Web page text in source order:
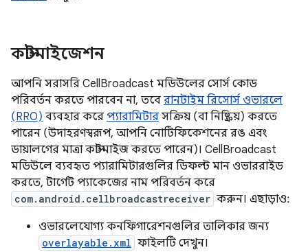
কাস্টমাইজেশন
আপনি সরাসরি CellBroadcast মডিউলের সোর্স কোড
পরিবর্তন করতে পারবেন না, তবে রানটাইম রিসোর্স ওভারলে
(RRO) ব্যবহার করে প্যারামিটার সক্রিয় (বা নিষ্ক্রিয়) করতে
পারেন (উদাহরণস্বরূপ, আপনি নোটিফিকেশনের রঙ এবং
ডায়ালগের মাত্রা কাস্টমাইজ করতে পারেন)। CellBroadcast
মডিউলে ব্যবহৃত প্যারামিটারগুলির ডিফল্ট মান ওভাররাইড
করতে, টার্গেট প্যাকেজের নাম পরিবর্তন করে
com.android.cellbroadcastreceiver করুন। এছাড়াও:
ওভারলেযোগ্য কনফিগারেশনগুলির তালিকার জন্য
overlayable.xml ফাইলটি দেখুন।